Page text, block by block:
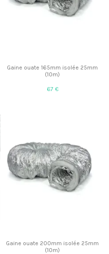
Gaine ouate 165mm isolée 25mm
(10m)
67 €
Gaine ouate 200mm isolée 25mm
(10m)